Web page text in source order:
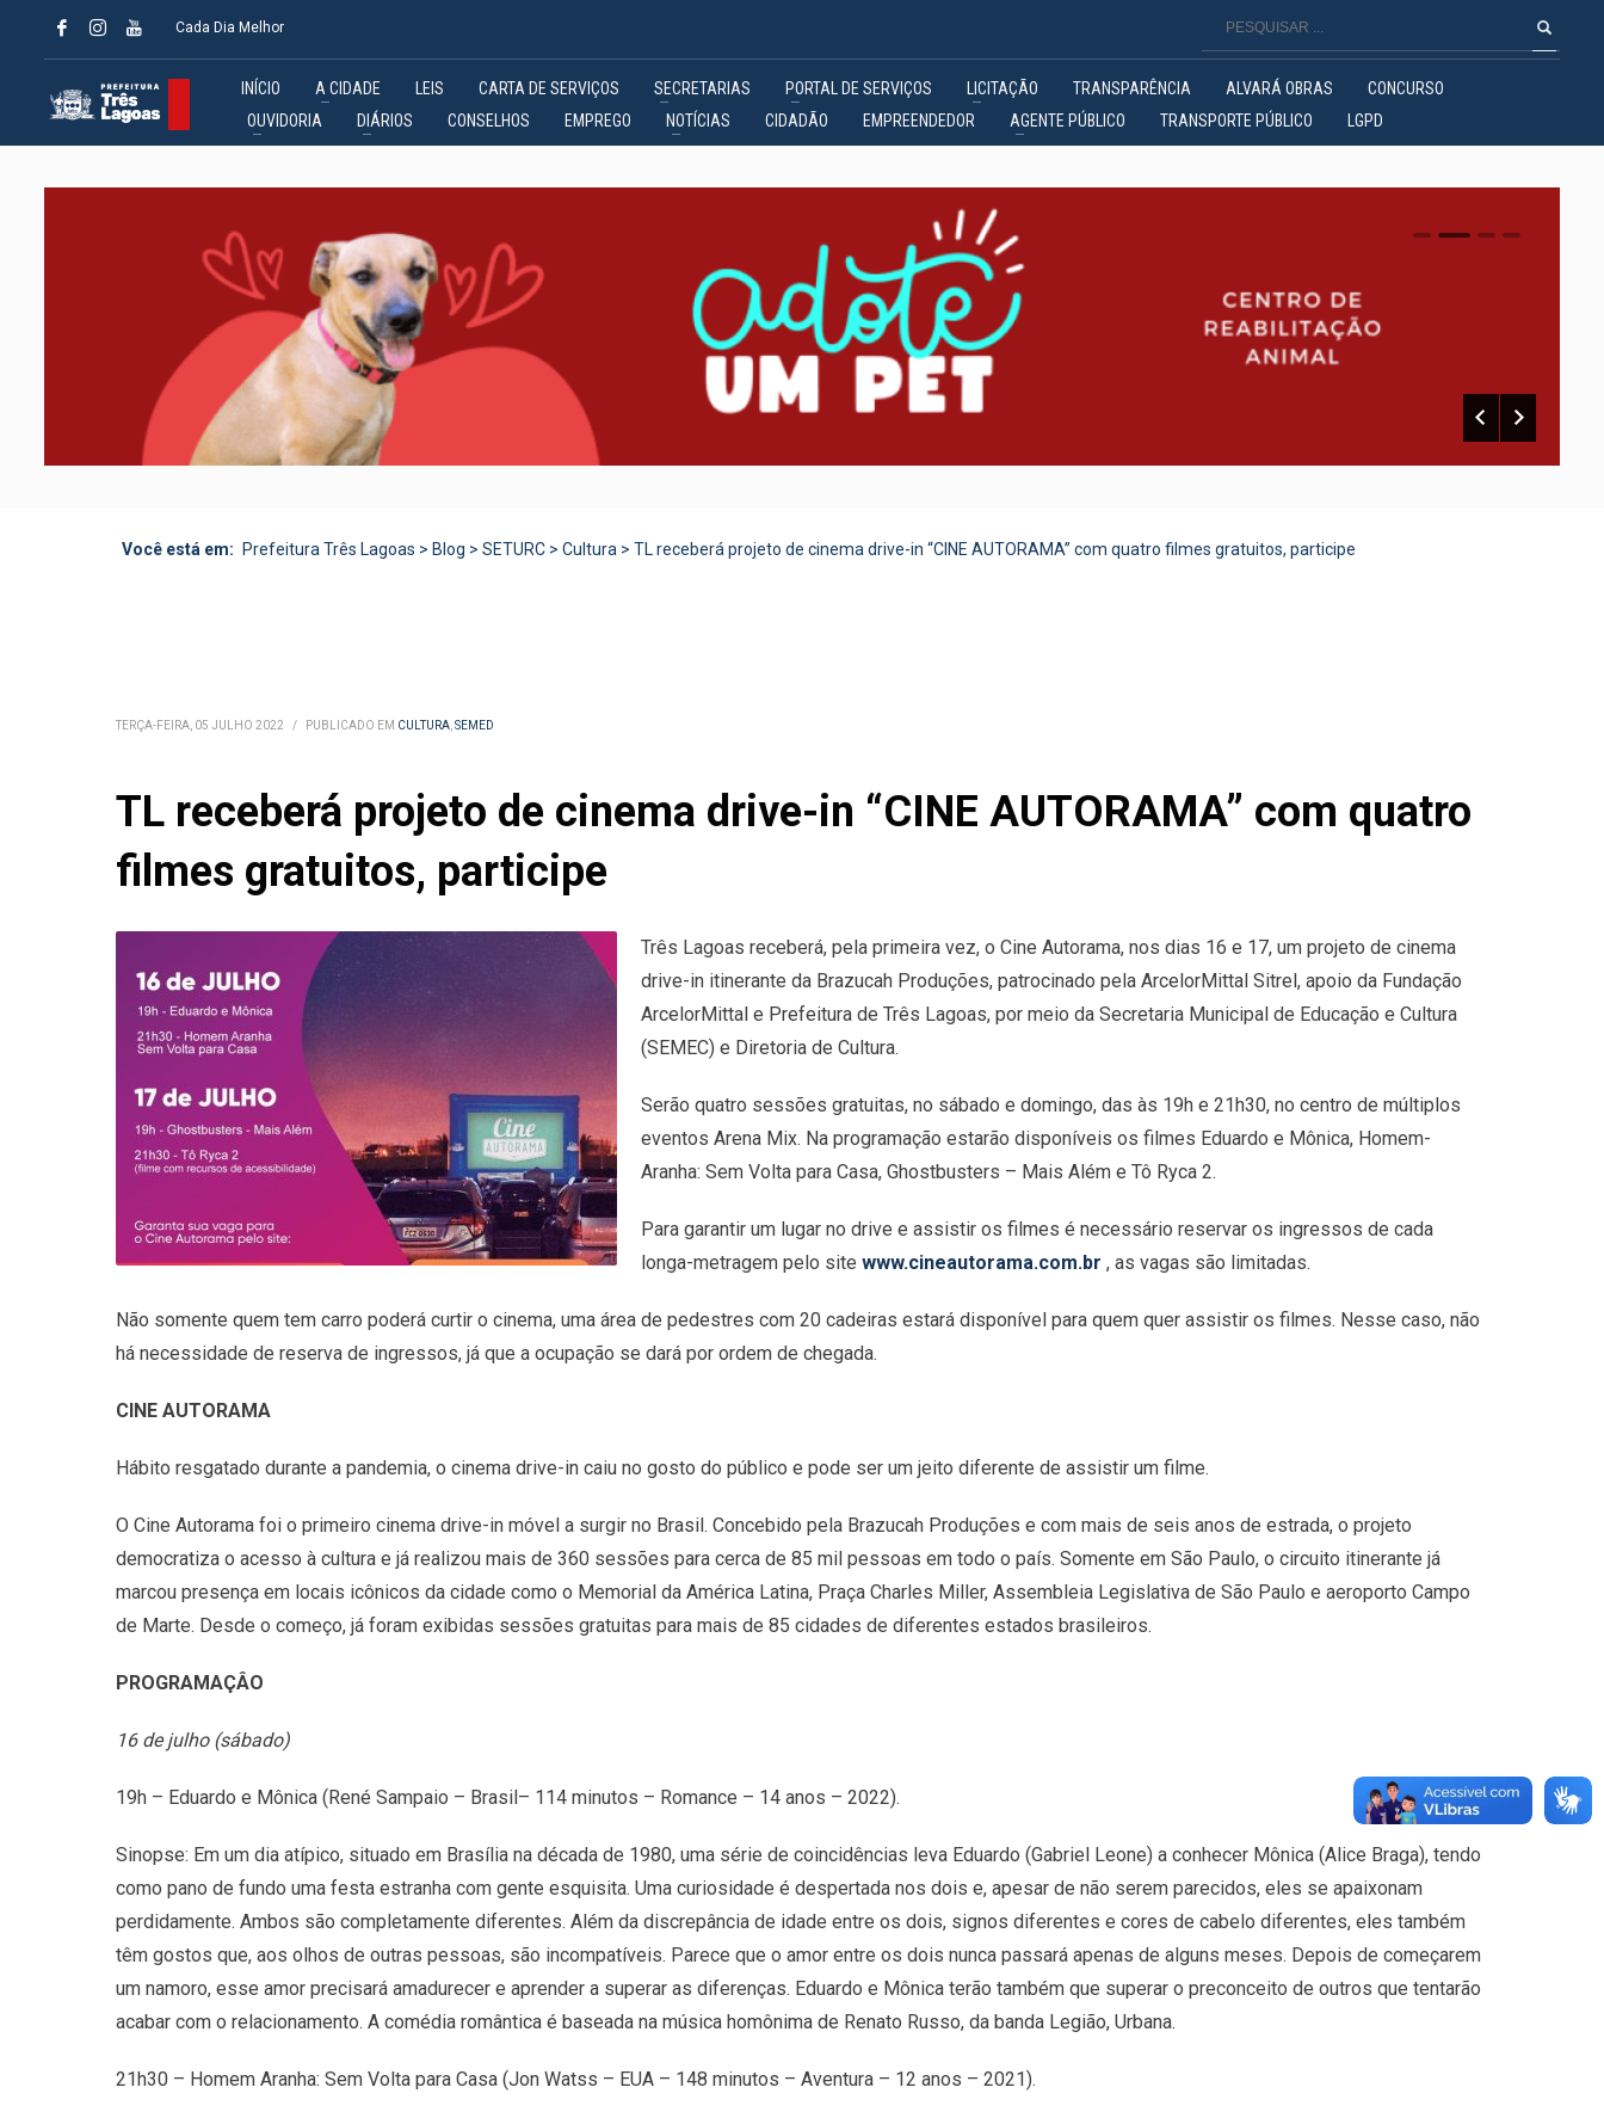
Cada Dia Melhor
INÍCIO A CIDADE LEIS CARTA DE SERVIÇOS SECRETARIAS PORTAL DE SERVIÇOS LICITAÇÃO TRANSPARÊNCIA ALVARÁ OBRAS
CONCURSO
OUVIDORIA
DIÁRIOS CONSELHOS EMPREGO NOTÍCIAS CIDADÃO EMPREENDEDOR AGENTE PÚBLICO TRANSPORTE PÚBLICO LGPD
0 1 2
Você está em: Prefeitura Três Lagoas > Blog > SETURC > Cultura > TL receberá projeto de cinema drive-in “CINE AUTORAMA” com quatro filmes gratuitos, participe
TERÇA-FEIRA, 05 JULHO 2022 / PUBLICADO EM CULTURA,SEMED
TL receberá projeto de cinema drive-in “CINE AUTORAMA” com quatro
filmes gratuitos, participe
Três Lagoas receberá, pela primeira vez, o Cine Autorama, nos dias 16 e 17, um projeto de cinema
drive-in itinerante da Brazucah Produções, patrocinado pela ArcelorMittal Sitrel, apoio da Fundação
ArcelorMittal e Prefeitura de Três Lagoas, por meio da Secretaria Municipal de Educação e Cultura
(SEMEC) e Diretoria de Cultura.
Serão quatro sessões gratuitas, no sábado e domingo, das às 19h e 21h30, no centro de múltiplos
eventos Arena Mix. Na programação estarão disponíveis os filmes Eduardo e Mônica, Homem-
Aranha: Sem Volta para Casa, Ghostbusters – Mais Além e Tô Ryca 2.
Para garantir um lugar no drive e assistir os filmes é necessário reservar os ingressos de cada
longa-metragem pelo site www.cineautorama.com.br , as vagas são limitadas.
Não somente quem tem carro poderá curtir o cinema, uma área de pedestres com 20 cadeiras estará disponível para quem quer assistir os filmes. Nesse caso, não
há necessidade de reserva de ingressos, já que a ocupação se dará por ordem de chegada.
CINE AUTORAMA
Hábito resgatado durante a pandemia, o cinema drive-in caiu no gosto do público e pode ser um jeito diferente de assistir um filme.
O Cine Autorama foi o primeiro cinema drive-in móvel a surgir no Brasil. Concebido pela Brazucah Produções e com mais de seis anos de estrada, o projeto
democratiza o acesso à cultura e já realizou mais de 360 sessões para cerca de 85 mil pessoas em todo o país. Somente em São Paulo, o circuito itinerante já
marcou presença em locais icônicos da cidade como o Memorial da América Latina, Praça Charles Miller, Assembleia Legislativa de São Paulo e aeroporto Campo
de Marte. Desde o começo, já foram exibidas sessões gratuitas para mais de 85 cidades de diferentes estados brasileiros.
PROGRAMAÇÂO
16 de julho (sábado)
19h – Eduardo e Mônica (René Sampaio – Brasil– 114 minutos – Romance – 14 anos – 2022).
Sinopse: Em um dia atípico, situado em Brasília na década de 1980, uma série de coincidências leva Eduardo (Gabriel Leone) a conhecer Mônica (Alice Braga), tendo
como pano de fundo uma festa estranha com gente esquisita. Uma curiosidade é despertada nos dois e, apesar de não serem parecidos, eles se apaixonam
perdidamente. Ambos são completamente diferentes. Além da discrepância de idade entre os dois, signos diferentes e cores de cabelo diferentes, eles também
têm gostos que, aos olhos de outras pessoas, são incompatíveis. Parece que o amor entre os dois nunca passará apenas de alguns meses. Depois de começarem
um namoro, esse amor precisará amadurecer e aprender a superar as diferenças. Eduardo e Mônica terão também que superar o preconceito de outros que tentarão
acabar com o relacionamento. A comédia romântica é baseada na música homônima de Renato Russo, da banda Legião, Urbana.
21h30 – Homem Aranha: Sem Volta para Casa (Jon Watss – EUA – 148 minutos – Aventura – 12 anos – 2021).